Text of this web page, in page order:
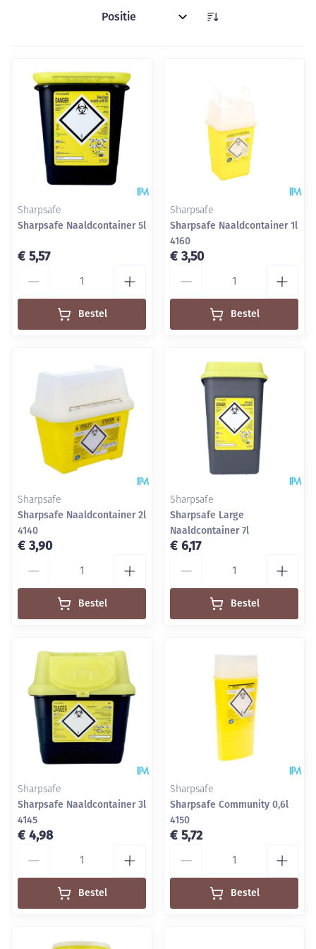
Sorteer op:
Sharpsafe
Sharpsafe Naaldcontainer 5l
€ 5,57
Bestel
Sharpsafe
Sharpsafe Naaldcontainer 1l
4160
€ 3,50
Bestel
Sharpsafe
Sharpsafe Naaldcontainer 2l
4140
€ 3,90
Bestel
Sharpsafe
Sharpsafe Large
Naaldcontainer 7l
€ 6,17
Bestel
Sharpsafe
Sharpsafe Naaldcontainer 3l
4145
€ 4,98
Bestel
Sharpsafe
Sharpsafe Community 0,6l
4150
€ 5,72
Bestel